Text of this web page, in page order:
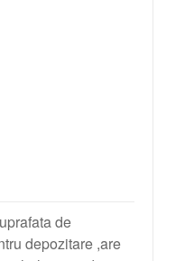
de
depozitare ,are